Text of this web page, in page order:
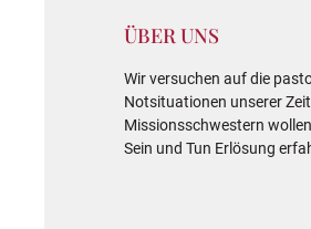
ÜBER UNS
Wir versuchen auf die
Notsituationen unserer
Missionsschwestern
Sein und Tun Erlösung